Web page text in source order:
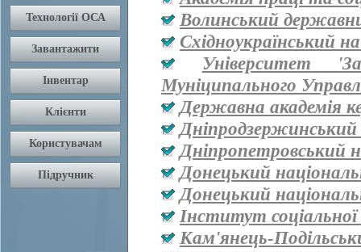
Волинський
Східноукраїнський
Університет
Муніципального
Державна академія
Дніпропетровський
Донецький
Донецький
Інститут
Кам'янець-